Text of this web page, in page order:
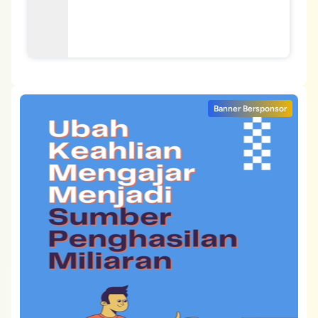
Banner Bersponsor